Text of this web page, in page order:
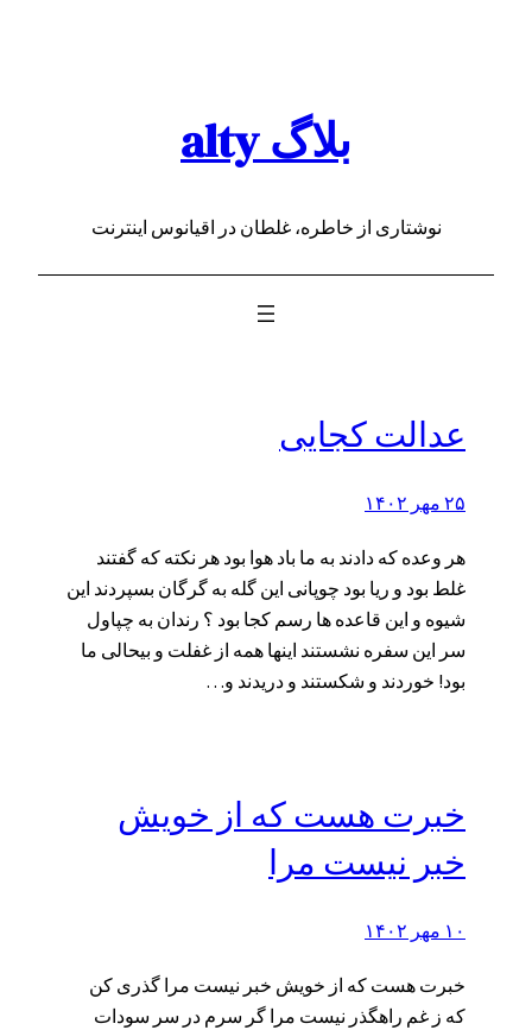
بلاگ alty
نوشتاری از خاطره، غلطان در اقیانوس اینترنت
عدالت کجایی
۲۵ مهر ۱۴۰۲
هر وعده که دادند به ما باد هوا بود هر نکته که گفتند
غلط بود و ریا بود چوپانی این گله به گرگان بسپردند این
شیوه و این قاعده ها رسم کجا بود ؟ رندان به چپاول
سر این سفره نشستند اینها همه از غفلت و بیحالی ما
بود! خوردند و شکستند و دریدند و…
خبرت هست که از خویش
خبر نیست مرا
۱۰ مهر ۱۴۰۲
خبرت هست که از خویش خبر نیست مرا گذری کن
که ز غم راهگذر نیست مرا گر سرم در سر سودات